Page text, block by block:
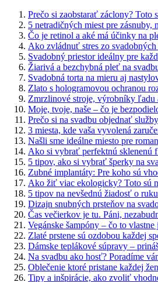
Prečo si zaobstarať záclony? Toto
5 netradičných miest pre zásnuby,
Čo je retinol a aké má účinky na
Ako zvládnuť stres zo
Svadobný priestor ideálny pre
Žiarivá a bezchybná pleť na
Svadobná torta na mieru aj
Zlato s hologramovou ochranou
Zmrzlinové stroje, výrobníky ľadu
Moje, tvoje, naše – čo je
Prečo si na svadbu objednať
3 miesta, kde vaša vyvolená
Našli sme ideálne miesto pre
Ako si vybrať perfektnú sklenenú
5 tipov, ako si vybrať šperky na
Zubné implantáty: Pre koho sú
Ako žiť viac ekologicky? Toto sú
5 tipov na nevšednú žiadosť o ruku
Dizajn snubných prsteňov na
Čas večierkov je tu. Páni,
Vegánske šampóny – čo to
Zlaté prstene sú ozdobou každej
Dámske teplákové súpravy –
Na svadbu ako hosť? Poradíme
Oblečenie ktoré pristane každej
Tipy a inšpirácie, ako zvoliť